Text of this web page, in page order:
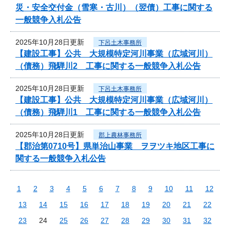
災・安全交付金（雪寒・古川）（翌債）工事に関する
一般競争入札公告
2025年10月28日更新 下呂土木事務所
【建設工事】公共 大規模特定河川事業（広域河川）
（債務）飛騨川2 工事に関する一般競争入札公告
2025年10月28日更新 下呂土木事務所
【建設工事】公共 大規模特定河川事業（広域河川）
（債務）飛騨川1 工事に関する一般競争入札公告
2025年10月28日更新 郡上農林事務所
【郡治第0710号】県単治山事業 ヲヲツキ地区工事に
関する一般競争入札公告
1 2 3 4 5 6 7 8 9 10 11
12
13
14 15 16 17 18 19 20 21
22
23
24 25 26 27 28 29 30 31
32